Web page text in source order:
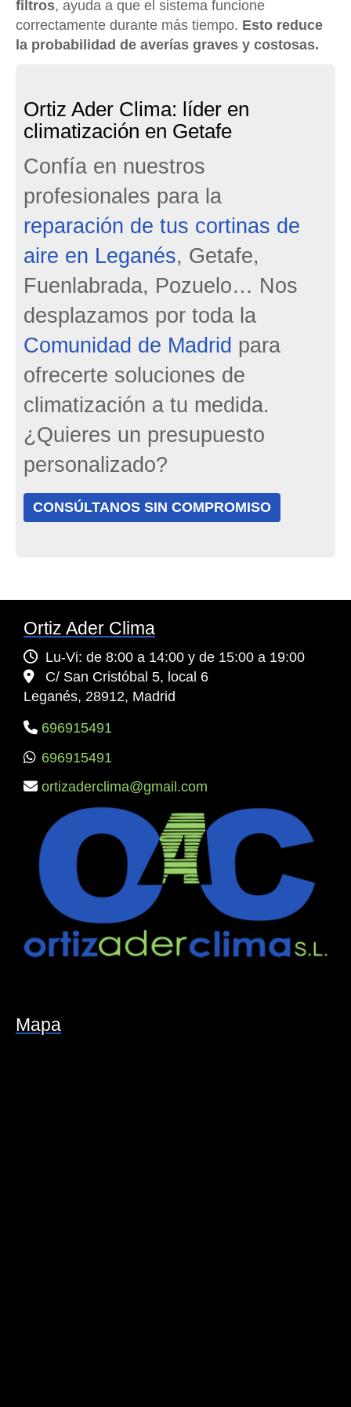
filtros, ayuda a que el sistema funcione
correctamente durante más tiempo. Esto reduce
la probabilidad de averías graves y costosas.
Ortiz Ader Clima: líder en
climatización en Getafe
jumbotron
Confía en nuestros
profesionales para la
reparación de tus cortinas de
aire en Leganés, Getafe,
Fuenlabrada, Pozuelo… Nos
desplazamos por toda la
Comunidad de Madrid para
ofrecerte soluciones de
climatización a tu medida.
¿Quieres un presupuesto
personalizado?
CONSÚLTANOS SIN COMPROMISO
Ortiz Ader Clima
Lu-Vi: de 8:00 a 14:00 y de 15:00 a 19:00
C/ San Cristóbal 5, local 6
Leganés, 28912, Madrid
696915491
696915491
ortizaderclima
gmail.com
Mapa